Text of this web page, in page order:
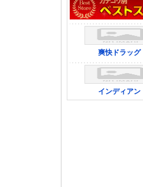
爽快ドラッグ
インディアン